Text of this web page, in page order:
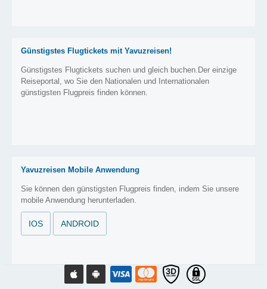
Günstigstes Flugtickets mit Yavuzreisen!
Günstigstes Flugtickets suchen und gleich buchen.Der einzige
Reiseportal, wo Sie den Nationalen und Internationalen
günstigsten Flugpreis finden können.
Yavuzreisen Mobile Anwendung
Sie können den günstigsten Flugpreis finden, indem Sie unsere
mobile Anwendung herunterladen.
IOS ANDROID